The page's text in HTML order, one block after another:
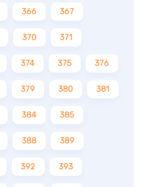
366 367
370 371
374 375 376
379 380 381
384 385
388 389
392 393